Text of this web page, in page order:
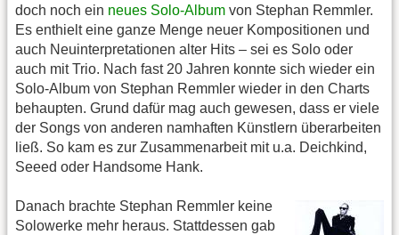
doch noch ein neues Solo-Album von Stephan Remmler.
Es enthielt eine ganze Menge neuer Kompositionen und
auch Neuinterpretationen alter Hits – sei es Solo oder
auch mit Trio. Nach fast 20 Jahren konnte sich wieder ein
Solo-Album von Stephan Remmler wieder in den Charts
behaupten. Grund dafür mag auch gewesen, dass er viele
der Songs von anderen namhaften Künstlern überarbeiten
ließ. So kam es zur Zusammenarbeit mit u.a. Deichkind,
Seeed oder Handsome Hank.
Danach brachte Stephan Remmler keine
Solowerke mehr heraus. Stattdessen gab